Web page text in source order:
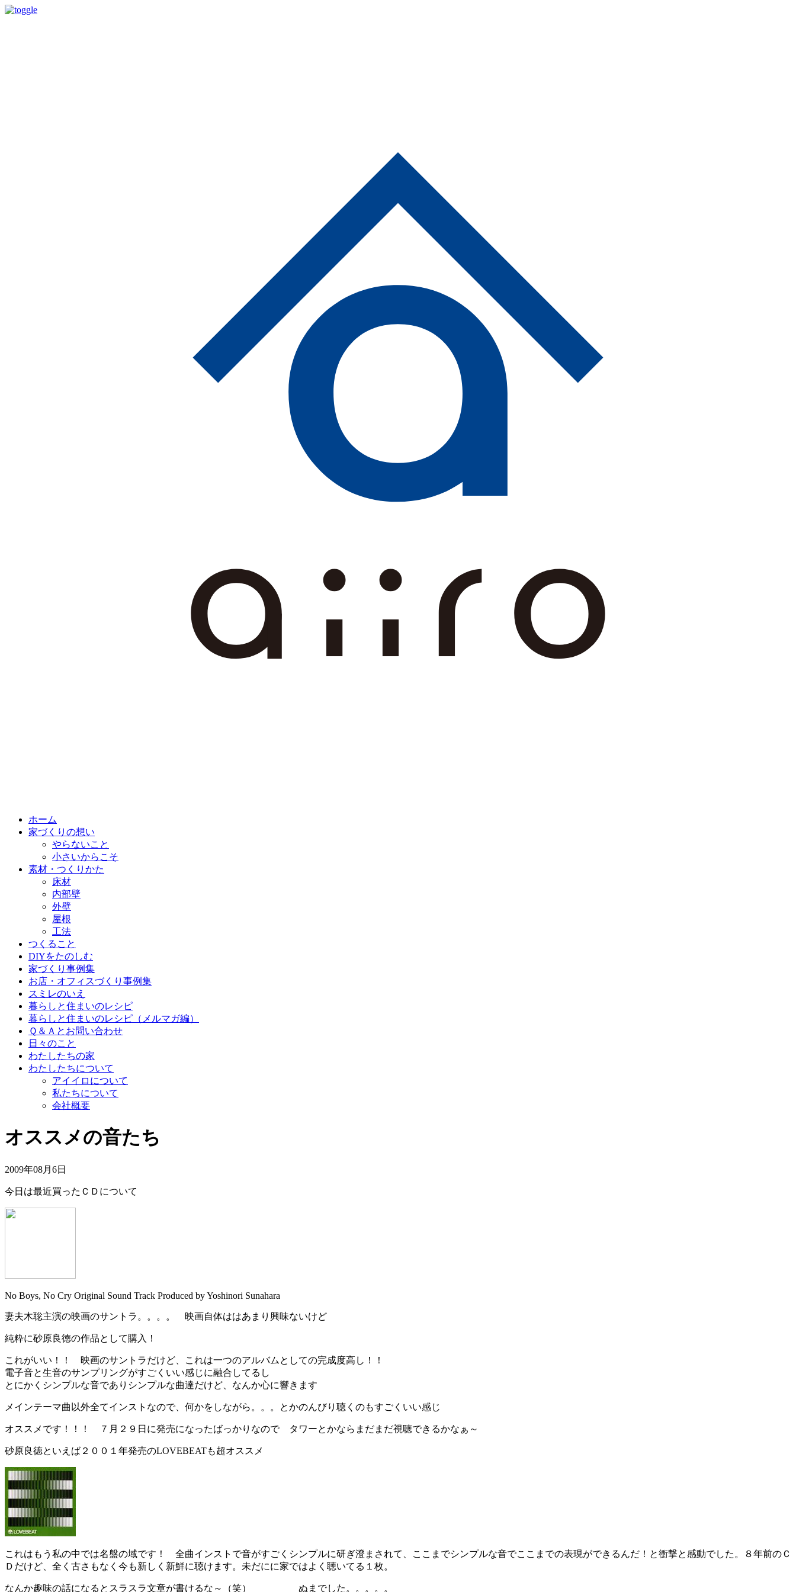
ホーム
家づくりの想い
やらないこと
小さいからこそ
素材・つくりかた
床材
内部壁
外壁
屋根
工法
つくること
DIYをたのしむ
家づくり事例集
お店・オフィスづくり事例集
スミレのいえ
暮らしと住まいのレシピ
暮らしと住まいのレシピ（メルマガ編）
Ｑ＆Ａとお問い合わせ
日々のこと
わたしたちの家
わたしたちについて
アイイロについて
私たちについて
会社概要
オススメの音たち
2009年08月6日
今日は最近買ったＣＤについて
No Boys, No Cry Original Sound Track Produced by Yoshinori Sunahara
妻夫木聡主演の映画のサントラ。。。。 映画自体ははあまり興味ないけど
純粋に砂原良徳の作品として購入！
これがいい！！ 映画のサントラだけど、これは一つのアルバムとしての完成度高し！！
電子音と生音のサンプリングがすごくいい感じに融合してるし
とにかくシンプルな音でありシンプルな曲達だけど、なんか心に響きます
メインテーマ曲以外全てインストなので、何かをしながら。。。とかのんびり聴くのもすごくいい感じ
オススメです！！！ ７月２９日に発売になったばっかりなので タワーとかならまだまだ視聴できるかなぁ～
砂原良徳といえば２００１年発売のLOVEBEATも超オススメ
これはもう私の中では名盤の域です！ 全曲インストで音がすごくシンプルに研ぎ澄まされて、ここまでシンプルな音でここまでの表現ができるんだ！と衝撃と感動でした。８年前のＣ
Ｄだけど、全く古さもなく今も新しく新鮮に聴けます。未だにに家ではよく聴いてる１枚。
なんか趣味の話になるとスラスラ文章が書けるな～（笑） ぬまでした。。。。。